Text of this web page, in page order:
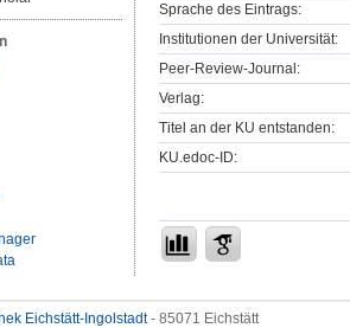
Sprache des Eintrags:
Institutionen der Universität:
Peer-Review-Journal:
Verlag:
Titel an der KU entstanden:
KU.edoc-ID:
Eichstätt-Ingolstadt- 85071 Eichstätt